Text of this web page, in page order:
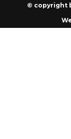
© copyright